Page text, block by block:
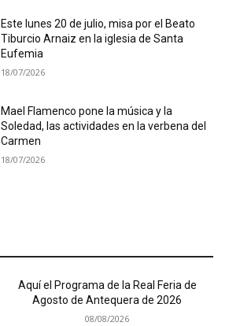
Este lunes 20 de julio, misa por el Beato
Tiburcio Arnaiz en la iglesia de Santa
Eufemia
18/07/2026
Mael Flamenco pone la música y la
Soledad, las actividades en la verbena del
Carmen
18/07/2026
Aquí el Programa de la Real Feria de
Agosto de Antequera de 2026
08/08/2026